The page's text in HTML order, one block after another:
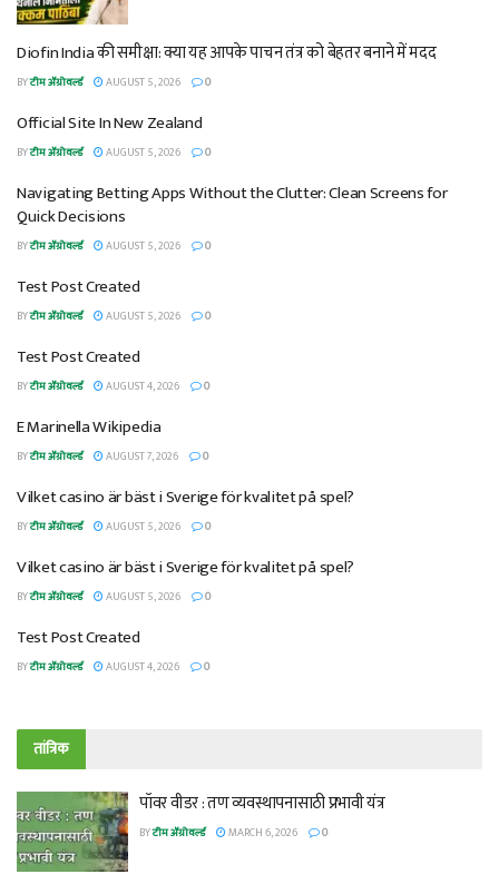
Diofin India की समीक्षा: क्या यह आपके पाचन तंत्र को बेहतर बनाने में मदद
BYटीम ॲग्रोवर्ल्ड AUGUST 5, 2026 0
Official Site In New Zealand
BYटीम ॲग्रोवर्ल्ड AUGUST 5, 2026 0
Navigating Betting Apps Without the Clutter: Clean Screens for
Quick Decisions
BYटीम ॲग्रोवर्ल्ड AUGUST 5, 2026 0
Test Post Created
BYटीम ॲग्रोवर्ल्ड AUGUST 5, 2026 0
Test Post Created
BYटीम ॲग्रोवर्ल्ड AUGUST 4, 2026 0
E Marinella Wikipedia
BYटीम ॲग्रोवर्ल्ड AUGUST 7, 2026 0
Vilket casino är bäst i Sverige för kvalitet på spel?
BYटीम ॲग्रोवर्ल्ड AUGUST 5, 2026 0
Vilket casino är bäst i Sverige för kvalitet på spel?
BYटीम ॲग्रोवर्ल्ड AUGUST 5, 2026 0
Test Post Created
BYटीम ॲग्रोवर्ल्ड AUGUST 4, 2026 0
तांत्रिक
पॉवर वीडर : तण व्यवस्थापनासाठी प्रभावी यंत्र
BYटीम ॲग्रोवर्ल्ड MARCH 6, 2026 0